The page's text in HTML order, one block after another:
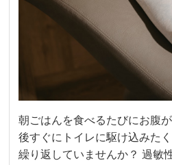
朝ごはんを食べるたびにお腹
後すぐにトイレに駆け込みた
繰り返していませんか？ 過敏